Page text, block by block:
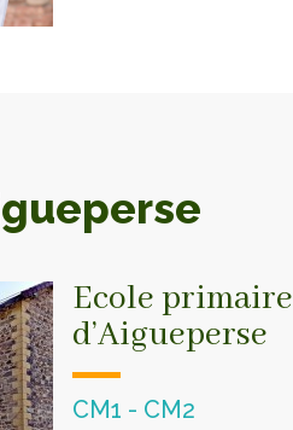
Ecole primaire
d’Aigueperse
CM1 - CM2